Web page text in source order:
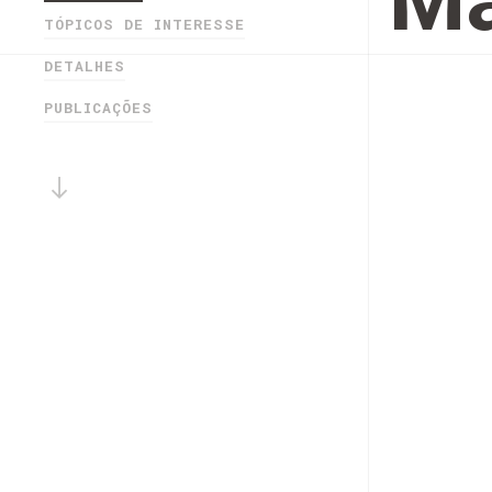
TÓPICOS DE INTERESSE
DETALHES
PUBLICAÇÕES